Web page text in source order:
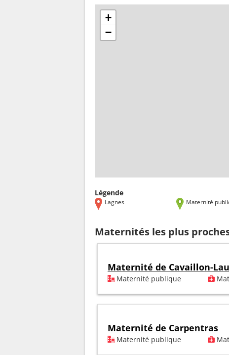
+
−
Légende
Lagnes Maternité
Maternités les plus
Maternité de Cavaillon-
Maternité publique
Maternité de Carpentras
Maternité publique